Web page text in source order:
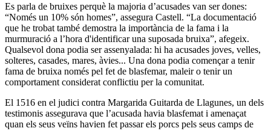
Es parla de bruixes perquè la majoria d’acusades van ser dones:
“Només un 10% són homes”, assegura Castell. “La documentació
que he trobat també demostra la importància de la fama i la
murmuració a l’hora d'identificar una suposada bruixa”, afegeix.
Qualsevol dona podia ser assenyalada: hi ha acusades joves, velles,
solteres, casades, mares, àvies... Una dona podia començar a tenir
fama de bruixa només pel fet de blasfemar, maleir o tenir un
comportament considerat conflictiu per la comunitat.
El 1516 en el judici contra Margarida Guitarda de Llagunes, un dels
testimonis assegurava que l’acusada havia blasfemat i amenaçat
quan els seus veïns havien fet passar els porcs pels seus camps de